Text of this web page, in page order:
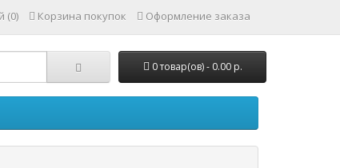
(0) Корзина покупок Оформление заказа
0 товар(ов) - 0.00 р.